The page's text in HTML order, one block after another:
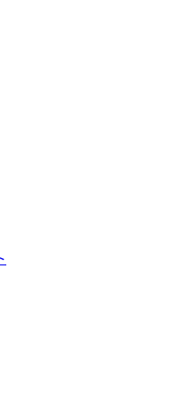
作】
作】
タイム クロノグラフ 【
作】